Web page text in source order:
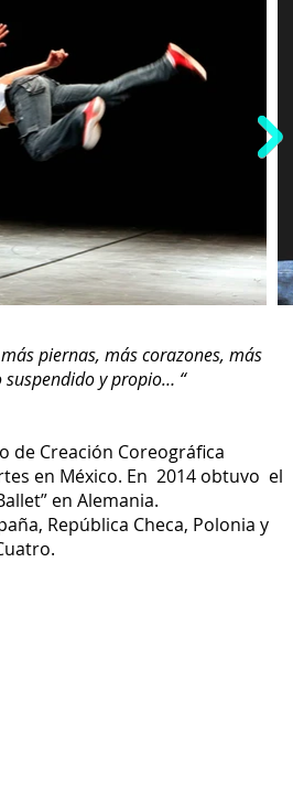
piernas, más corazones, más
suspendido y propio… “
de Creación Coreográfica
en México. En 2014 obtuvo el
en Alemania.
República Checa, Polonia y